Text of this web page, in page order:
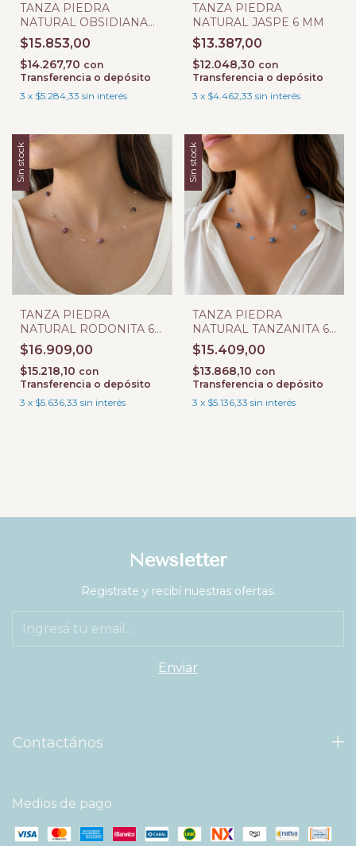
TANZA PIEDRA
NATURAL OBSIDIANA
PLATEADA 6 MM
$15.853,00
$14.267,70 con
Transferencia o depósito
3 x $5.284,33 sin interés
TANZA PIEDRA
NATURAL JASPE 6 MM
$13.387,00
$12.048,30 con
Transferencia o depósito
3 x $4.462,33 sin interés
Sin stock
TANZA PIEDRA
NATURAL RODONITA 6
MM
$16.909,00
$15.218,10 con
Transferencia o depósito
3 x $5.636,33 sin interés
Sin stock
TANZA PIEDRA
NATURAL TANZANITA 6
MM
$15.409,00
$13.868,10 con
Transferencia o depósito
3 x $5.136,33 sin interés
Newsletter
Registrate y recibí nuestras ofertas.
Contactános
Medios de pago